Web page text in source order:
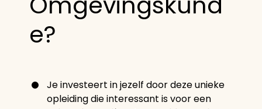
e?
Je investeert in jezelf door deze unieke
opleiding die interessant is voor een